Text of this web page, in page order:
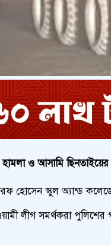
ও আসামি
হোসেন স্কুল অ্যান্ড
লীগ সমর্থকরা